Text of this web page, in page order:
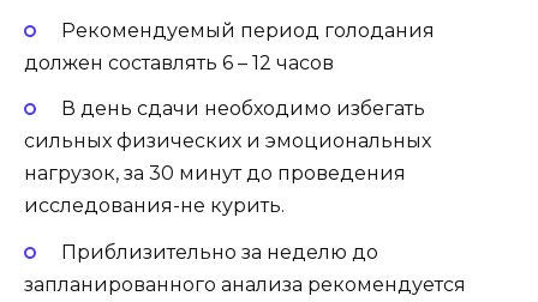
Рекомендуемый период голодания
должен составлять 6 – 12 часов
В день сдачи необходимо избегать
сильных физических и эмоциональных
нагрузок, за 30 минут до проведения
исследования-не курить.
Приблизительно за неделю до
запланированного анализа рекомендуется